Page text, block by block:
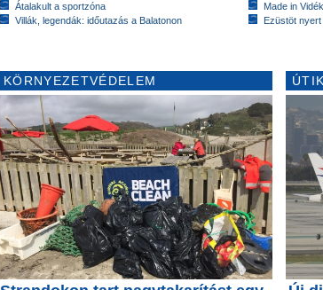
Átalakult a sportzóna
Villák, legendák: időutazás a Balatonon
Made in Vidék
Ezüstöt
KÖRNYEZETVÉDELEM